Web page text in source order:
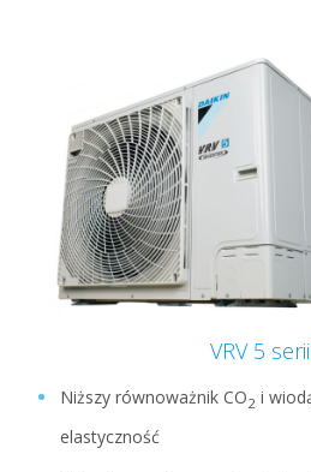
VRV 5
Niższy równoważnik CO2 i
elastyczność